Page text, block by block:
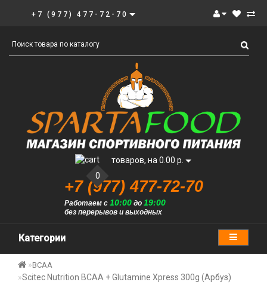
+7 (977) 477-72-70
0
товаров, на 0.00 р.
+7 (977) 477-72-70
Работаем с 10:00до 19:00
без перерывов и выходных
Категории
BCAA
Scitec Nutrition BCAA + Glutamine Xpress 300g (Арбуз)